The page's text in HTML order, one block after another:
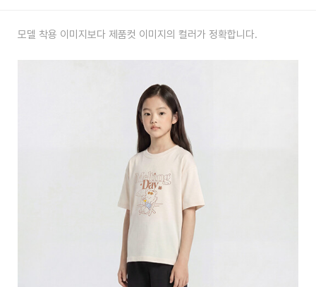
모델 착용 이미지보다 제품컷 이미지의 컬러가 정확합니다.